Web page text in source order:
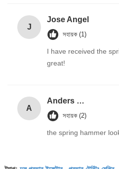
J
Jose Angel
সহায়ক (1)
I have received the
great!
A
Anders Olsson
সহায়ক (2)
the spring hammer